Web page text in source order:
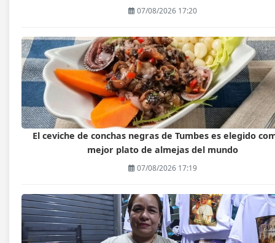
07/08/2026 17:20
El ceviche de conchas negras de Tumbes es elegido
mejor plato de almejas del mundo
07/08/2026 17:19